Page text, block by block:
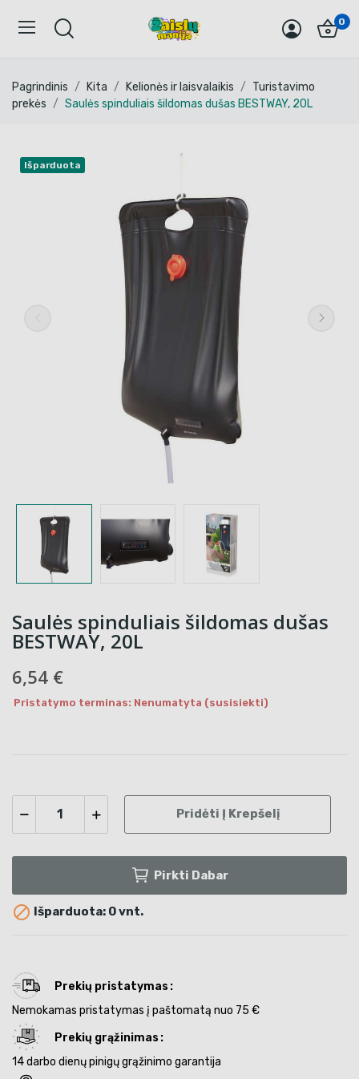
0
Pagrindinis Kita Kelionės ir laisvalaikis
Turistavimo
prekės
Saulės spinduliais šildomas dušas BESTWAY, 20L
Išparduota
Saulės spinduliais šildomas dušas
BESTWAY, 20L
6,54 €
Pristatymo terminas: Nenumatyta (susisiekti)
Pridėti Į Krepšelį
Pirkti Dabar
 Išparduota: 0 vnt.
Prekių pristatymas
Nemokamas pristatymas į paštomatą nuo 75 €
Prekių grąžinimas
14 darbo dienų pinigų grąžinimo garantija